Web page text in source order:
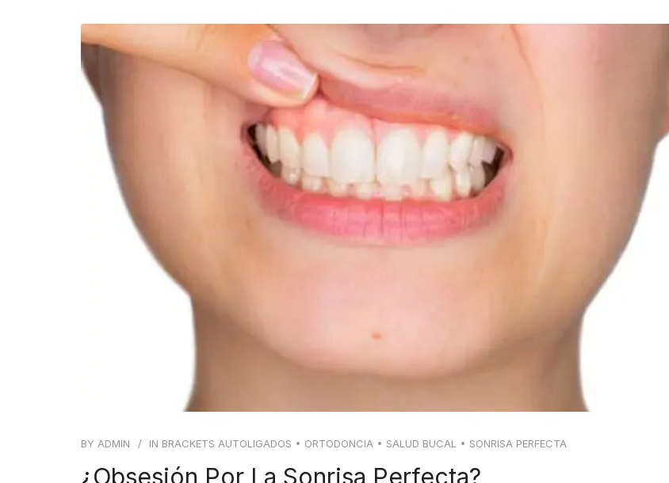
BY ADMIN IN BRACKETS AUTOLIGADOS • ORTODONCIA • SALUD BUCAL • SONRISA PERFECTA
¿Obsesión Por La Sonrisa Perfecta?